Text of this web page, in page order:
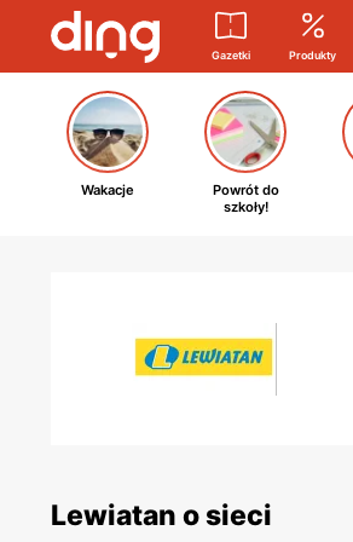
Gazetki Produkty
Wakacje
Powrót do
szkoły!
Lewiatan o sieci